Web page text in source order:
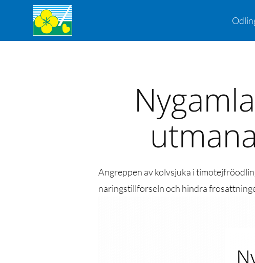
Angreppen av kolvsjuka i
näringstillförseln och hindra